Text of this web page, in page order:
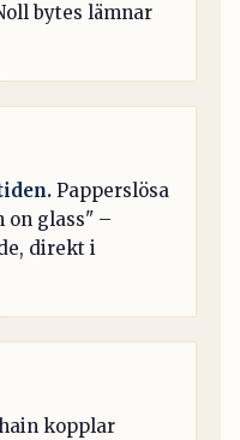
bytes lämnar
Papperslösa
on glass" –
direkt i
kopplar